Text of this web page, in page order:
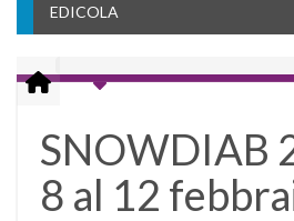
EDICOLA
SNOWDIAB
8 al 12